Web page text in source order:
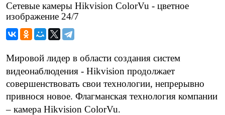
Сетевые камеры Hikvision ColorVu - цветное
изображение 24/7
Мировой лидер в области создания систем
видеонаблюдения - Hikvision продолжает
совершенствовать свои технологии, непрерывно
привнося новое. Флагманская технология компании
– камера Hikvision ColorVu.